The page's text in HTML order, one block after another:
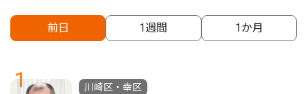
前日 1週間 1か月
1
川崎区・幸区